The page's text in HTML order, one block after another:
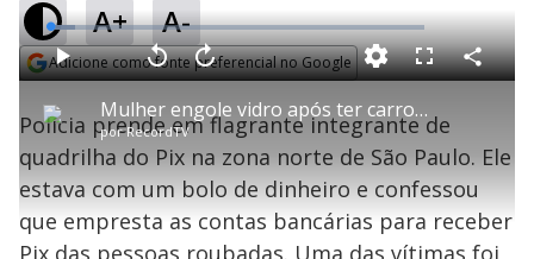
A+ A-
Adicione como fonte preferencial no Google
P
l
Mulher engole vidro após ter carro atacado por bandido em SP
porRecordTV
P V
t
a
r
1
0
e
g
n
d
s
A
n
ç
a
1
s
e
u
n
o
L
o
a
d
e
.
8
0
%
F
l
s
c
r
e
n
C
o
l
a
Polícia prende em flagrante integrante de
quadrilha do Pix na zona norte de São Paulo. Ele
estava com um bolo de dinheiro e confessou
que empresta as contas bancárias para receber
Pix das pessoas roubadas. Uma das vítimas foi